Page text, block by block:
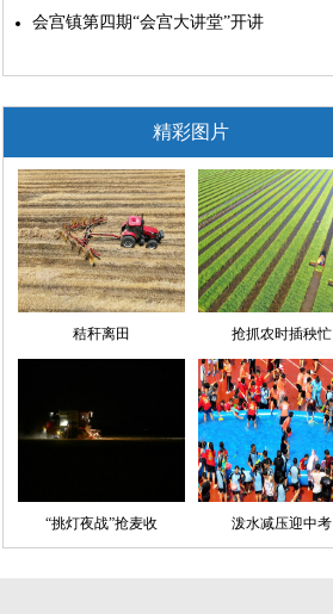
会宫镇第四期“会宫大讲堂”开讲
精彩图片
秸秆离田 抢抓农时插秧忙
“挑灯夜战”抢麦收 泼水减压迎中考